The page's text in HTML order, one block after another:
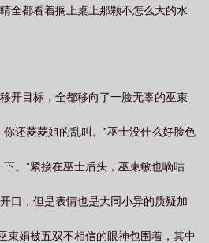
全都看着搁上桌上那颗不怎么大的水
开目标，全都移向了一脸无辜的巫束
还菱菱姐的乱叫。”巫士没什么好脸色
。”紧接在巫士后头，巫束敏也嘀咕
口，但是表情也是大同小异的质疑加
束娟被五双不相信的眼神包围着，其中